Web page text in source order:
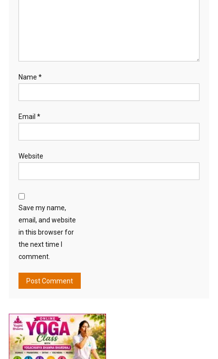
Name *
Email *
Website
Save my name,
email, and website
in this browser for
the next time I
comment.